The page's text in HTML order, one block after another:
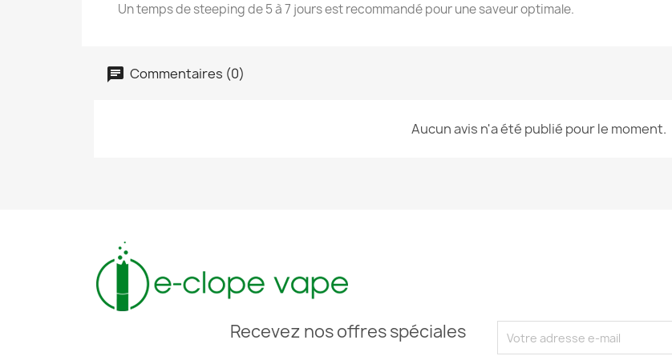
Un temps de steeping de 5 à 7 jours est recommandé pour une saveur optimale.
Commentaires (0)
Aucun avis n'a été publié pour le moment.
Recevez nos offres spéciales